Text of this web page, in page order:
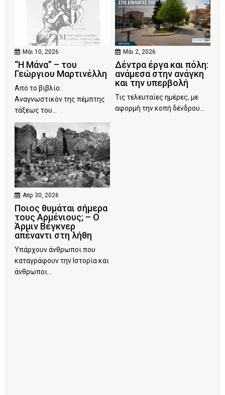
Μάι 10, 2026
“Η Μάνα” – του
Γεώργιου Μαρτινέλλη
Από το βιβλίο:
Αναγνωστικόν της πέμπτης
τάξεως του...
Μάι 2, 2026
Δέντρα έργα και πόλη:
ανάμεσα στην ανάγκη
και την υπερβολή
Τις τελευταίες ημέρες, με
αφορμή την κοπή δένδρου...
Απρ 30, 2026
Ποιος θυμάται σήμερα
τους Αρμένιους; – Ο
Άρμιν Βέγκνερ
απέναντι στη λήθη
Υπάρχουν άνθρωποι που
καταγράφουν την Ιστορία και
άνθρωποι...